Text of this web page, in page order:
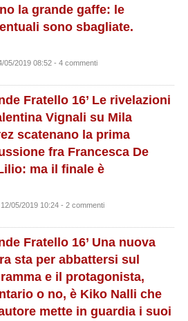
la grande gaffe: le
sono sbagliate.
05/2019 08:52 - 4 commenti
Fratello 16’ Le rivelazioni
Vignali su Mila
scatenano la prima
fra Francesca De
ma il finale è
05/2019 10:24 - 2 commenti
Fratello 16’ Una nuova
sta per abbattersi sul
e il protagonista,
o no, è Kiko Nalli che
mette in guardia i suoi